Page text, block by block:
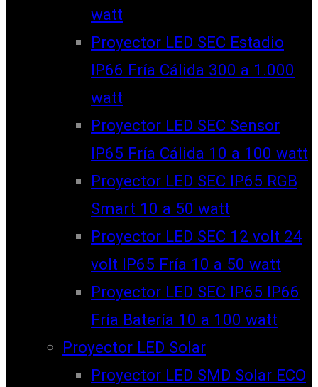
watt
Proyector LED SEC Estadio
IP66 Fría Cálida 300 a 1.000
watt
Proyector LED SEC Sensor
IP65 Fría Cálida 10 a 100 watt
Proyector LED SEC IP65 RGB
Smart 10 a 50 watt
Proyector LED SEC 12 volt 24
volt IP65 Fría 10 a 50 watt
Proyector LED SEC IP65 IP66
Fría Batería 10 a 100 watt
Proyector LED Solar
Proyector LED SMD Solar ECO